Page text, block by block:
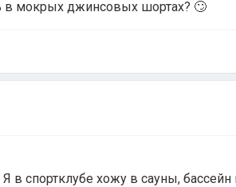
в мокрых джинсовых шортах? 🙄
в спортклубе хожу в сауны,